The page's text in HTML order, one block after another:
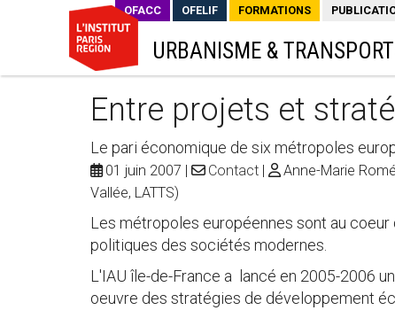
OFACC OFELIF FORMATIONS
URBANISME &
Entre projets et
Le pari économique de six métropoles
01 juin 2007 Contact
Anne-Marie
Vallée, LATTS)
Les métropoles européennes sont au
politiques des sociétés modernes.
L'IAU île-de-France a lancé en 2005-2006
oeuvre des stratégies de développement